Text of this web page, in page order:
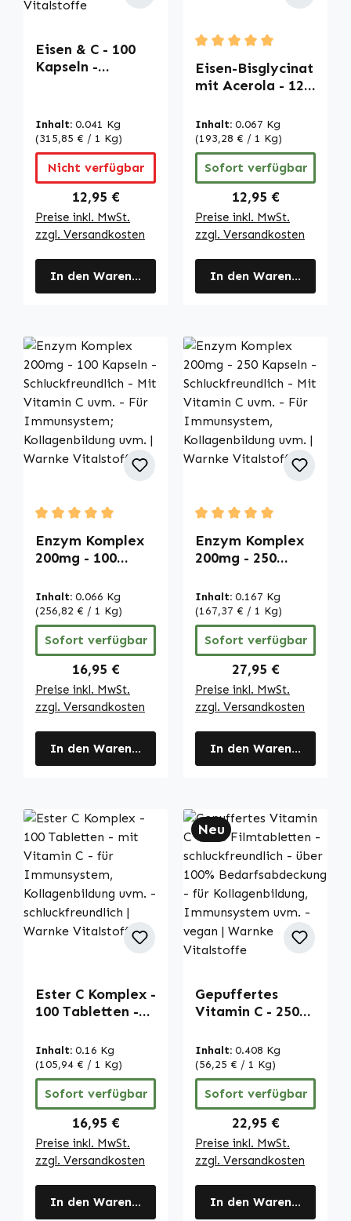
Eisen & C - 100
Kapseln -
Vitamin B12;
Biotin - Für
Immunsystem;
Energie uvm. |
Warnke
Vitalstoffe
Inhalt: 0.041 Kg
(315,85 € / 1 Kg)
Nicht verfügbar
Regulärer Preis:
12,95 €
Preise inkl. MwSt.
zzgl. Versandkosten
In den Warenkorb
Durchschnittliche
Eisen-Bisglycinat
mit Acerola - 120
schluckfreundlich
- für
Immunsystem,
Sauerstofftransp
ort, Blut uvm. |
Warnke
Vitalstoffe
Inhalt: 0.067 Kg
(193,28 € / 1 Kg)
Sofort verfügbar
Regulärer Preis:
12,95 €
Preise inkl. MwSt.
zzgl. Versandkosten
In den Warenkorb
Durchschnittliche Bewertung von 5 von 5 Sternen
Enzym Komplex
200mg - 100
Schluckfreundlich
- Mit Vitamin C
uvm. - Für
Immunsystem;
Kollagenbildung
uvm. | Warnke
Vitalstoffe
Inhalt: 0.066 Kg
(256,82 € / 1 Kg)
Sofort verfügbar
Regulärer Preis:
16,95 €
Preise inkl. MwSt.
zzgl. Versandkosten
In den Warenkorb
Durchschnittliche
Enzym Komplex
200mg - 250
Schluckfreundlich
- Mit Vitamin C
uvm. - Für
Immunsystem,
Kollagenbildung
uvm. | Warnke
Vitalstoffe
Inhalt: 0.167 Kg
(167,37 € / 1 Kg)
Sofort verfügbar
Regulärer Preis:
27,95 €
Preise inkl. MwSt.
zzgl. Versandkosten
In den Warenkorb
Ester C Komplex -
100 Tabletten -
für
Immunsystem,
Kollagenbildung
uvm. -
schluckfreundlich
| Warnke
Vitalstoffe
Inhalt: 0.16 Kg
(105,94 € / 1 Kg)
Sofort verfügbar
Regulärer Preis:
16,95 €
Preise inkl. MwSt.
zzgl. Versandkosten
In den Warenkorb
Neu
Gepuffertes
Vitamin C - 250
schluckfreundlich
- über 100%
Bedarfsabdeckun
g - für
Kollagenbildung,
Immunsystem
uvm. - vegan |
Warnke
Vitalstoffe
Inhalt: 0.408 Kg
(56,25 € / 1 Kg)
Sofort verfügbar
Regulärer Preis:
22,95 €
Preise inkl. MwSt.
zzgl. Versandkosten
In den Warenkorb